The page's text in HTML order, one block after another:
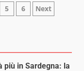
5 6 Next
più in Sardegna: la